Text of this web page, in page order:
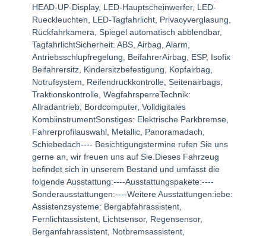
HEAD-UP-Display, LED-Hauptscheinwerfer, LED-
Rueckleuchten, LED-Tagfahrlicht, Privacyverglasung,
Rückfahrkamera, Spiegel automatisch abblendbar,
TagfahrlichtSicherheit: ABS, Airbag, Alarm,
Antriebsschlupfregelung, BeifahrerAirbag, ESP, Isofix
Beifahrersitz, Kindersitzbefestigung, Kopfairbag,
Notrufsystem, Reifendruckkontrolle, Seitenairbags,
Traktionskontrolle, WegfahrsperreTechnik:
Allradantrieb, Bordcomputer, Volldigitales
KombiinstrumentSonstiges: Elektrische Parkbremse,
Fahrerprofilauswahl, Metallic, Panoramadach,
Schiebedach---- Besichtigungstermine rufen Sie uns
gerne an, wir freuen uns auf Sie.Dieses Fahrzeug
befindet sich in unserem Bestand und umfasst die
folgende Ausstattung:----Ausstattungspakete:----
Sonderausstattungen:----Weitere Ausstattungen:iebe:
Assistenzsysteme: Bergabfahrassistent,
Fernlichtassistent, Lichtsensor, Regensensor,
Berganfahrassistent, Notbremsassistent,